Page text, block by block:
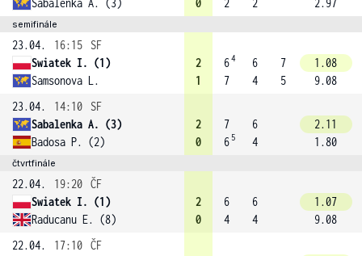
Sabalenka A. (3)
0
2
2
2.97
semifinále
23.04. 16:15
SF
Swiatek I. (1)
Samsonova L.
2
1
64
7
6
4
7
5
1.08
9.08
23.04.
14:10
SF
Sabalenka A. (3)
Badosa P. (2)
2
0
7
6 5
6
4
2.11
1.80
čtvrtfinále
22.04. 19:20 ČF
Swiatek I. (1)
Raducanu E. (8)
2
0
6
4
6
4
1.07
9.08
22.04.
17:10 ČF